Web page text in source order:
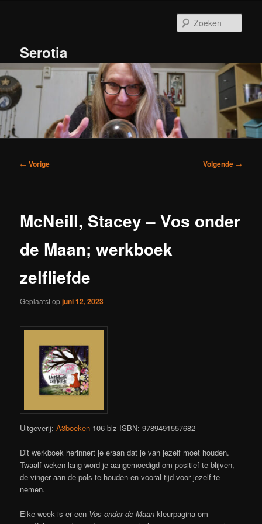
inhoudSerotia
Bericht
← Vorige Volgende →
McNeill, Stacey – Vos onder
de Maan; werkboek
zelfliefde
Geplaatst opjuni 12, 2023
Uitgeverij:A3boeken 106 blz ISBN: 9789491557682
Dit werkboek herinnert je eraan dat je van jezelf moet houden.
Twaalf weken lang word je aangemoedigd om positief te blijven,
de vinger aan de pols te houden en vooral tijd voor jezelf te
nemen.
Elke week is er een Vos onder de Maankleurpagina om